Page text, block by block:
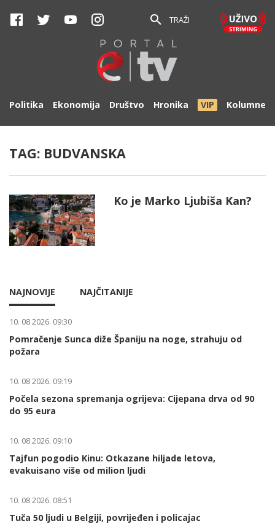
TRAŽI
Politika Ekonomija Društvo Hronika VIP Kolumne
TAG: BUDVANSKA
Ko je Marko Ljubiša Kan?
NAJNOVIJE NAJČITANIJE
10. 08 2026. 09:30
Pomračenje Sunca diže Španiju na noge, strahuju od
požara
10. 08 2026. 09:19
Počela sezona spremanja ogrijeva: Cijepana drva od 90
do 95 eura
10. 08 2026. 09:10
Tajfun pogodio Kinu: Otkazane hiljade letova,
evakuisano više od milion ljudi
10. 08 2026. 08:51
Tuča 50 ljudi u Belgiji, povrijeđen i policajac